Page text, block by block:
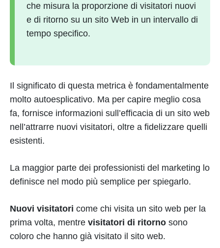
che misura la proporzione di visitatori nuovi
e di ritorno su un sito Web in un intervallo di
tempo specifico.
Il significato di questa metrica è fondamentalmente
molto autoesplicativo. Ma per capire meglio cosa
fa, fornisce informazioni sull’efficacia di un sito web
nell’attrarre nuovi visitatori, oltre a fidelizzare quelli
esistenti.
La maggior parte dei professionisti del marketing lo
definisce nel modo più semplice per spiegarlo.
Nuovi visitatori come chi visita un sito web per la
prima volta, mentre visitatori di ritorno sono
coloro che hanno già visitato il sito web.